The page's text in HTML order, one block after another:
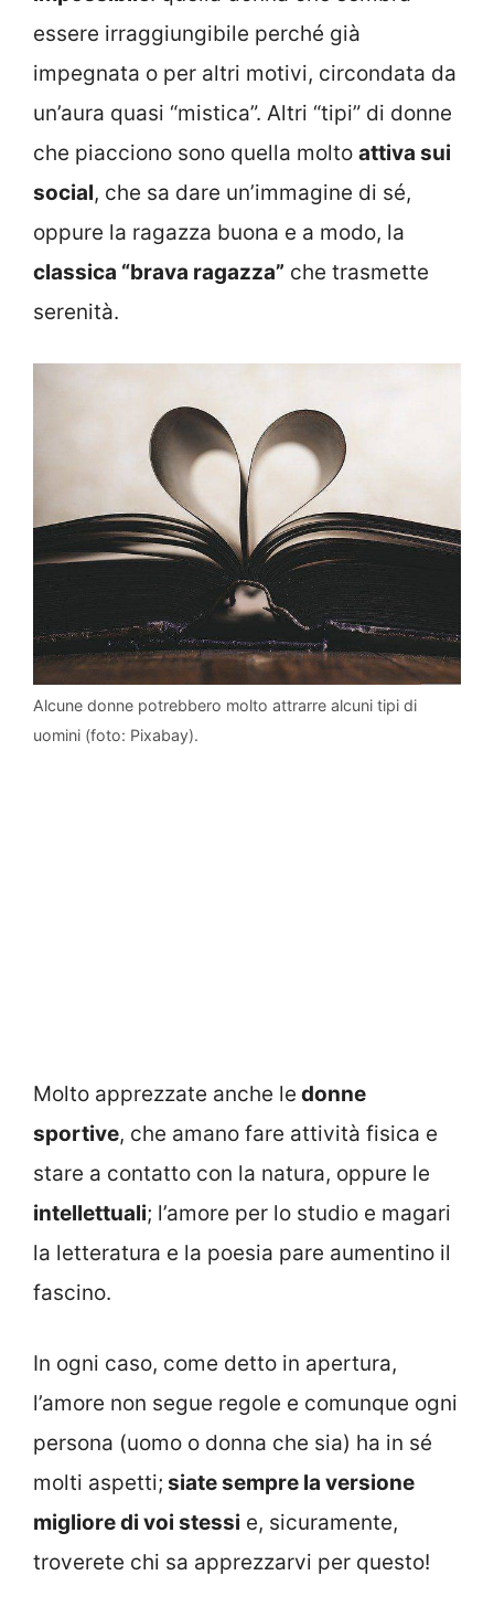
essere irraggiungibile perché già
impegnata o per altri motivi, circondata da
un’aura quasi “mistica”. Altri “tipi” di donne
che piacciono sono quella molto attiva sui
social, che sa dare un’immagine di sé,
oppure la ragazza buona e a modo, la
classica “brava ragazza” che trasmette
serenità.
Alcune donne potrebbero molto attrarre alcuni tipi di
uomini (foto: Pixabay).
Molto apprezzate anche le donne
sportive, che amano fare attività fisica e
stare a contatto con la natura, oppure le
intellettuali; l’amore per lo studio e magari
la letteratura e la poesia pare aumentino il
fascino.
In ogni caso, come detto in apertura,
l’amore non segue regole e comunque ogni
persona (uomo o donna che sia) ha in sé
molti aspetti; siate sempre la versione
migliore di voi stessi e, sicuramente,
troverete chi sa apprezzarvi per questo!